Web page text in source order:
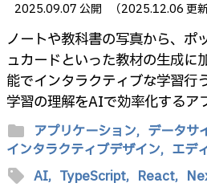
2025.09.07 公開
（2025.12.06 更新
ノートや教科書の写真から、ポ
ュカードといった教材の生成に
能でインタラクティブな学習行
学習の理解をAIで効率化するア
folder アプリケーション, データサ
インタラクティブデザイン, エデ
sell AI, TypeScript, React,